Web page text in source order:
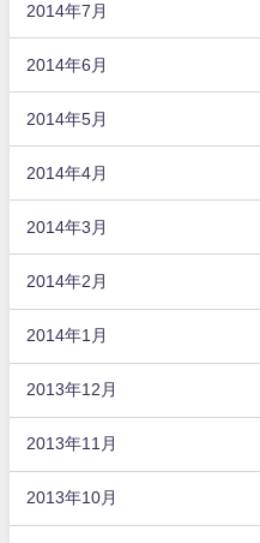
2014年7月
2014年6月
2014年5月
2014年4月
2014年3月
2014年2月
2014年1月
2013年12月
2013年11月
2013年10月